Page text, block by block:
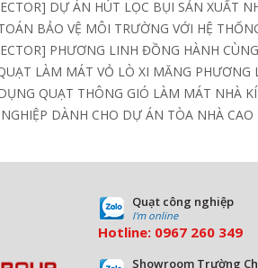
DỰ ÁN HÚT LỌC BỤI SẢN XUẤT
BẢO VỆ MÔI TRƯỜNG VỚI HỆ
PHƯƠNG LINH ĐỒNG HÀNH
LÀM MÁT VỎ LÒ XI MĂNG PHƯƠNG
QUẠT THÔNG GIÓ LÀM MÁT NHÀ
DÀNH CHO DỰ ÁN TÒA NHÀ CAO
Quạt công nghiệp
I'm online
Hotline: 0967 260 349
Showroom Trường